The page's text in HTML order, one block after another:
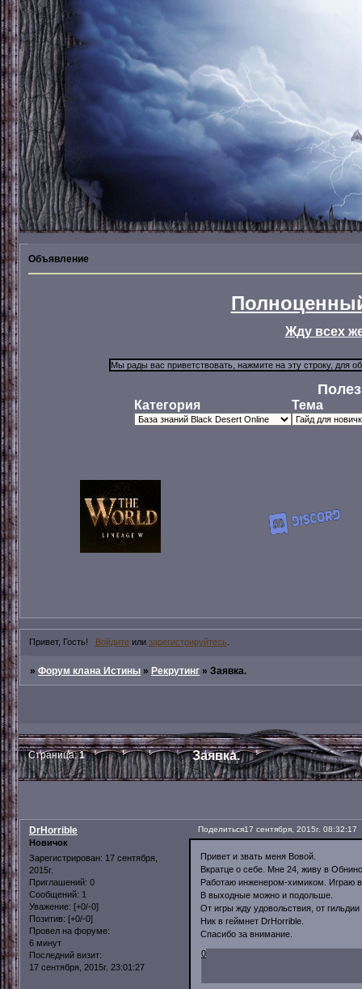
Объявление
Жду всех
Категория Тема
Привет, Гость! Войдитеили зарегистрируйтесь
»Форум клана Истины »Рекрутинг »Заявка.
Заявка.
Страница:1
Поделиться17 сентября, 2015г. 08:32:17
DrHorrible
Новичок
Зарегистрирован: 17 сентября,
2015г.
Приглашений: 0
Сообщений: 1
Уважение: [+0/-0]
Позитив: [+0/-0]
Провел на форуме:
6 минут
Последний визит:
17 сентября, 2015г. 23:01:27
Привет и звать меня Вовой.
Вкратце о себе. Мне 24, живу в
Работаю инженером-химиком. Играю
В выходные можно и подольше.
От игры жду удовольствия, от
Ник в геймнет DrHorrible.
Спасибо за внимание.
0